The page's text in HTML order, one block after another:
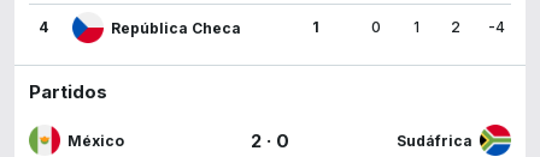
4 República Checa 1 0 1 2 -4
Partidos
México 2 · 0 Sudáfrica